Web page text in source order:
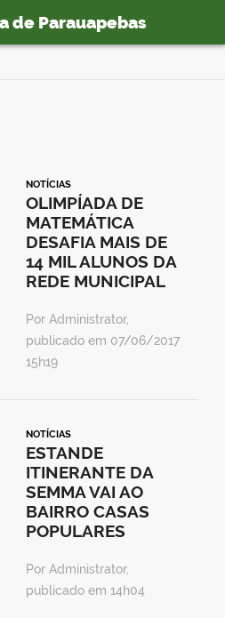
de Parauapebas
NOTÍCIAS
OLIMPÍADA DE
MATEMÁTICA
DESAFIA MAIS DE
14 MIL ALUNOS DA
REDE MUNICIPAL
Por Administrator,
publicado em 07/06/2017
15h19
NOTÍCIAS
ESTANDE
ITINERANTE DA
SEMMA VAI AO
BAIRRO CASAS
POPULARES
Por Administrator,
publicado em 14h04